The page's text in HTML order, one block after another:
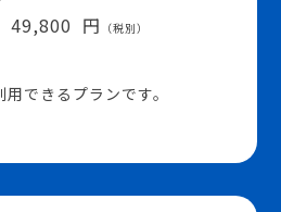
49,800 円 （税別）
できるプランです。